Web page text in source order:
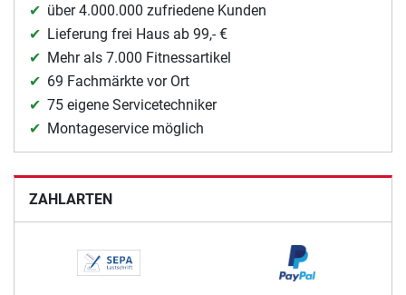
über 4.000.000 zufriedene Kunden
Lieferung frei Haus ab 99,- €
Mehr als 7.000 Fitnessartikel
69 Fachmärkte vor Ort
75 eigene Servicetechniker
Montageservice möglich
ZAHLARTEN